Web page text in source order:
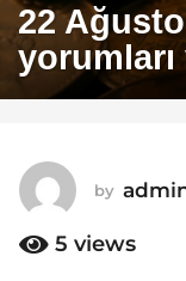
3
y
ı
l
o
1
3
22
yorumları
by
5 views